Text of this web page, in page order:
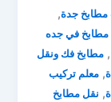
مطابخ جدة,
مطابخ في جده
,مطابخ فك ونقل
,معلم تركيب
, نقل مطابخ